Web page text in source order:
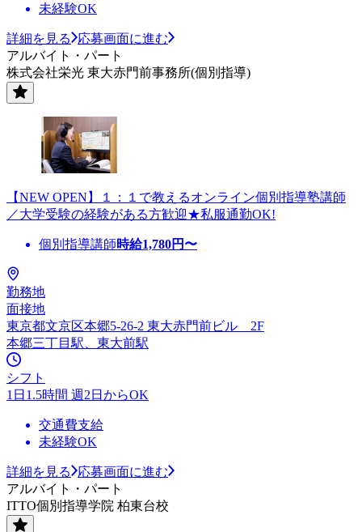
未経験OK
詳細を見る
応募画面に進む
アルバイト・パート
株式会社栄光 東大赤門前事務所(個別指導)
【NEW OPEN】１：１で教えるオンライン個別指導塾講師
／大学受験の経験がある方歓迎★私服通勤OK!
個別指導講師時給1,780円〜
勤務地
面接地
東京都文京区本郷5-26-2 東大赤門前ビル 2F
本郷三丁目駅、東大前駅
シフト
1日1.5時間 週2日からOK
交通費支給
未経験OK
詳細を見る
応募画面に進む
アルバイト・パート
ITTO個別指導学院 柏東台校